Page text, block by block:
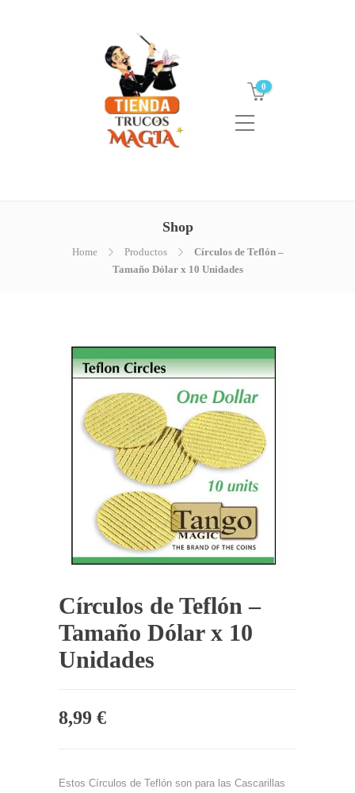
0
Shop
Home Productos
Círculos de Teflón –
Tamaño Dólar x 10 Unidades
Círculos de Teflón –
Tamaño Dólar x 10
Unidades
8,99 €
Estos Círculos de Teflón son para las Cascarillas